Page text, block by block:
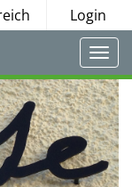
Login